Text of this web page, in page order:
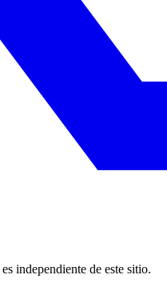
es independiente de este sitio.